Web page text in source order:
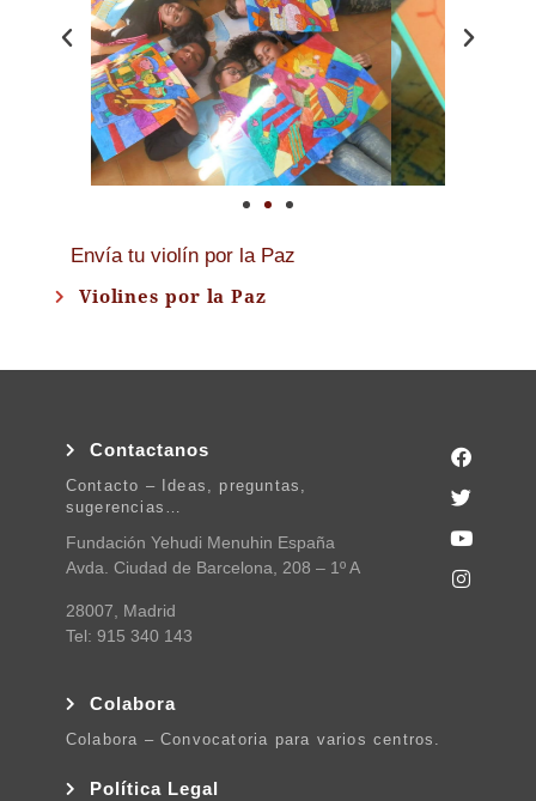
Envía tu violín por la Paz
Violines por la Paz
Contactanos
Contacto – Ideas, preguntas,
sugerencias…
Fundación Yehudi Menuhin España
Avda. Ciudad de Barcelona, 208 – 1º A
28007, Madrid
Tel: 915 340 143
Colabora
Colabora – Convocatoria para varios centros.
Política Legal